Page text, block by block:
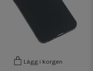
Lägg i korgen